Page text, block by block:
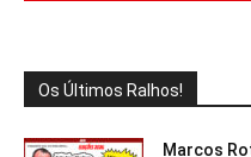
Os Últimos Ralhos!
Marcos